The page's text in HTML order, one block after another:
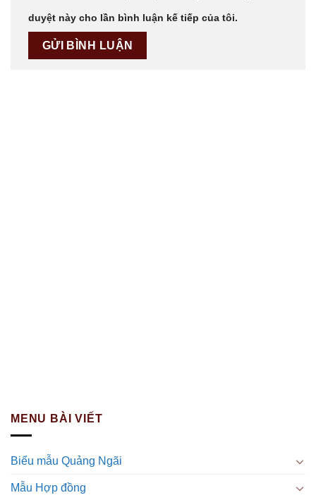
duyệt này cho lần bình luận kế tiếp của tôi.
MENU BÀI VIẾT
Biểu mẫu Quảng Ngãi
Mẫu Hợp đồng